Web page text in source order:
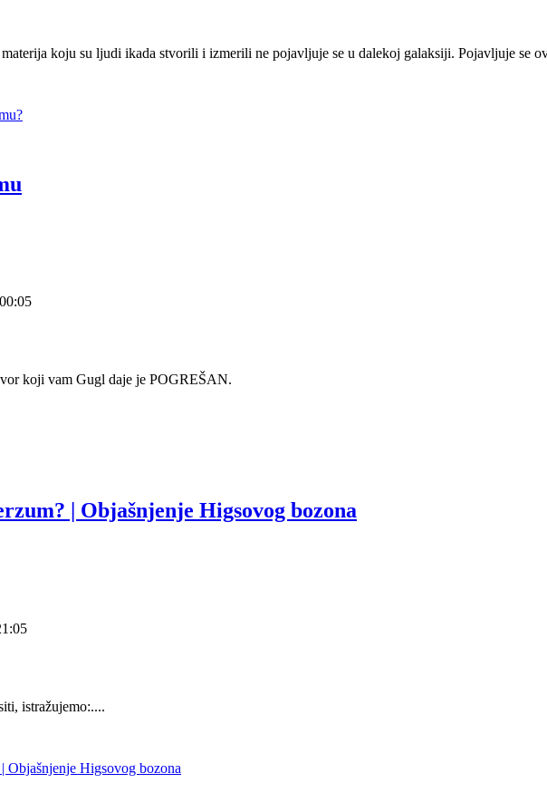
koju su ljudi ikada stvorili i izmerili ne pojavljuje se u dalekoj galaksiji. Pojavljuje se
koji vam Gugl daje je POGREŠAN.
| Objašnjenje Higsovog bozona
istražujemo:....
Objašnjenje Higsovog bozona